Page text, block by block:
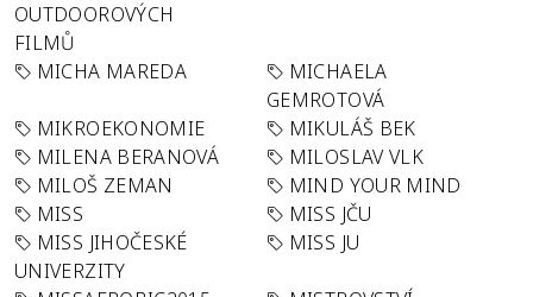
OUTDOOROVÝCH
FILMŮ
MICHA MAREDA
MICHAELA
GEMROTOVÁ
MIKROEKONOMIE
MIKULÁŠ BEK
MILENA BERANOVÁ
MILOSLAV VLK
MILOŠ ZEMAN
MIND YOUR MIND
MISS
MISS JČU
MISS JIHOČESKÉ
UNIVERZITY
MISS JU